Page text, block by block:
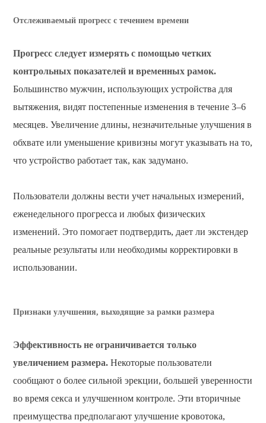
Отслеживаемый прогресс с течением времени
Прогресс следует измерять с помощью четких
контрольных показателей и временных рамок.
Большинство мужчин, использующих устройства для
вытяжения, видят постепенные изменения в течение 3–6
месяцев. Увеличение длины, незначительные улучшения в
обхвате или уменьшение кривизны могут указывать на то,
что устройство работает так, как задумано.
Пользователи должны вести учет начальных измерений,
еженедельного прогресса и любых физических
изменений. Это помогает подтвердить, дает ли экстендер
реальные результаты или необходимы корректировки в
использовании.
Признаки улучшения, выходящие за рамки размера
Эффективность не ограничивается только
увеличением размера. Некоторые пользователи
сообщают о более сильной эрекции, большей уверенности
во время секса и улучшенном контроле. Эти вторичные
преимущества предполагают улучшение кровотока,